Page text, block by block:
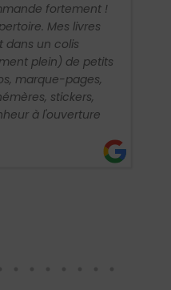
fortement !
Mes livres
dans un colis
plein) de petits
marque-pages,
stickers,
à l'ouverture